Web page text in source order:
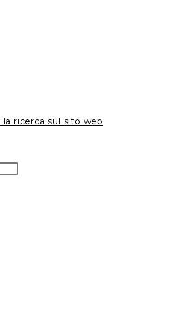
ricerca sul sito web